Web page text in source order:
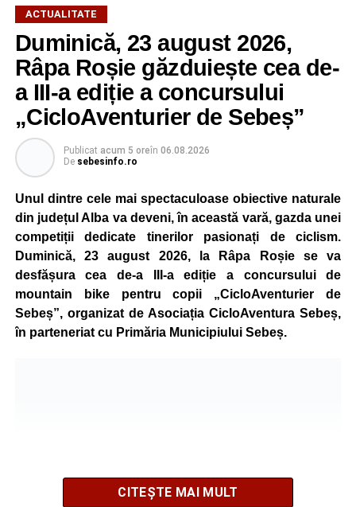
ACTUALITATE
Duminică, 23 august 2026,
Râpa Roșie găzduiește cea de-
a III-a ediție a concursului
„CicloAventurier de Sebeș”
Publicat acum 5 oreîn 06.08.2026
De sebesinfo.ro
Unul dintre cele mai spectaculoase obiective naturale
din județul Alba va deveni, în această vară, gazda unei
competiții dedicate tinerilor pasionați de ciclism.
Duminică, 23 august 2026, la Râpa Roșie se va
desfășura cea de-a III-a ediție a concursului de
mountain bike pentru copii „CicloAventurier de
Sebeș”, organizat de Asociația CicloAventura Sebeș,
în parteneriat cu Primăria Municipiului Sebeș.
CITEȘTE MAI MULT